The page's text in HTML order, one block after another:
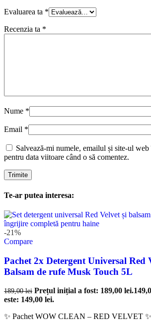
Evaluarea ta *
Recenzia ta *
Nume *
Email *
Salvează-mi numele, emailul și site-ul
pentru data viitoare când o să comentez.
Te-ar putea interesa:
-21%
Compare
Pachet 2x Detergent Universal Red
Balsam de rufe Musk Touch 5L
189,00lei Prețul inițial a fost: 189,00 lei.
este: 149,00 lei.
✨ Pachet WOW CLEAN – RED VELVET ✨